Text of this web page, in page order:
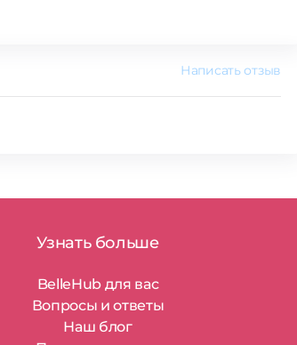
Написать отзыв
Узнать больше
BelleHub для вас
Вопросы и ответы
Наш блог